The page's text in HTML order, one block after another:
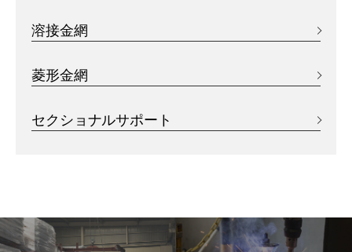
溶接金網
菱形金網
セクショナルサポート